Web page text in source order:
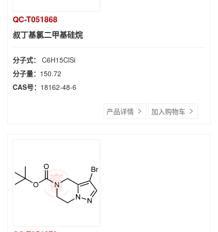
QC-T051868
叔丁基氯二甲基硅烷
分子式： C6H15ClSi
分子量： 150.72
CAS号： 18162-48-6
产品详情 加入购物车